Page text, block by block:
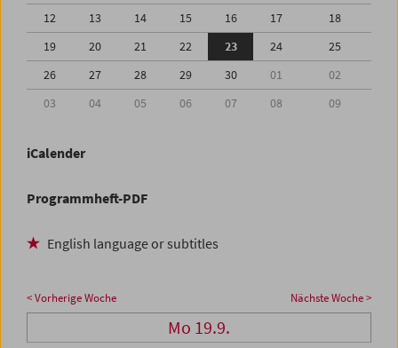
12
13 14 15 16 17
18
19
20 21 22 23 24
25
26
27 28 29 30 01
02
03
04 05 06 07 08 09
iCalender
Programmheft-PDF
English language or subtitles
< Vorherige Woche Nächste Woche >
Mo 19.9.